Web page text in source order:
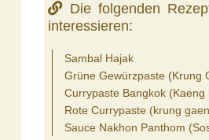
Die folgenden
interessieren:
Sambal Hajak
Grüne Gewürzpaste (Krung
Currypaste Bangkok (Kaeng
Rote Currypaste (krung
Sauce Nakhon Panthom